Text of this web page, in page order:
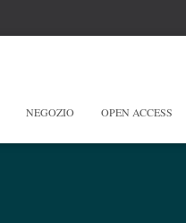
NEGOZIO OPEN ACCESS